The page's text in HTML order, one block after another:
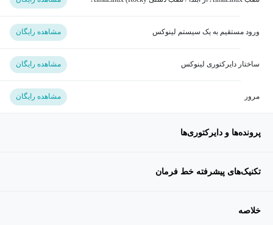
ورود مستقیم به یک سیستم لینوکس مشاهده رایگان
ساختار دایرکتوری لینوکس مشاهده رایگان
مرور مشاهده رایگان
پرونده‌ها و دایرکتوری‌ها
تکنیک‌های پیشرفته خط فرمان
خلاصه